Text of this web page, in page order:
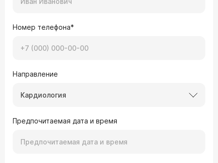
Номер телефона*
Направление
Кардиология
Предпочитаемая дата и время